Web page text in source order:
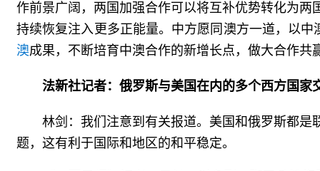
作前景广阔，两国加强合作可以将互补优势转化为
持续恢复注入更多正能量。中方愿同澳方一道，以
澳成果，不断培育中澳合作的新增长点，做大合作共
法新社记者：俄罗斯与美国在内的多个西方国
林剑：我们注意到有关报道。美国和俄罗斯都
题，这有利于国际和地区的和平稳定。